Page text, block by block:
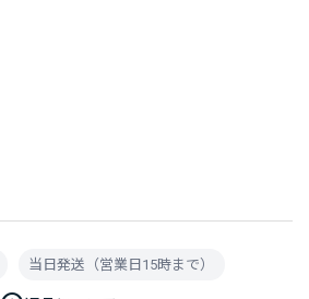
当日発送（営業日15時まで）